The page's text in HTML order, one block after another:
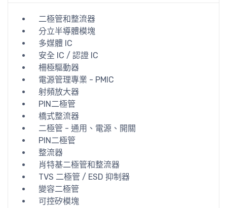
二極管和整流器
分立半導體模塊
多媒體 IC
安全 IC / 認證 IC
柵極驅動器
電源管理專業 - PMIC
射頻放大器
PIN二極管
橋式整流器
二極管 - 通用、電源、開關
PIN二極管
整流器
肖特基二極管和整流器
TVS 二極管 / ESD 抑制器
變容二極管
可控矽模塊